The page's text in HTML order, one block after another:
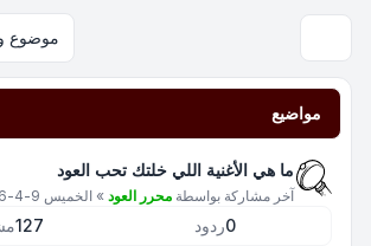
موضوع
مواضيع
ما هي الأغنية اللي خلتك تحب العود
آخر مشاركة بواسطة محرر العود » الخميس 9-4-2026 10:59 pm
0ردود 127